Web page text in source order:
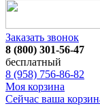
Заказать звонок
8 (800) 301-56-47
бесплатный
8 (958) 756-86-82
Моя корзина
Сейчас ваша